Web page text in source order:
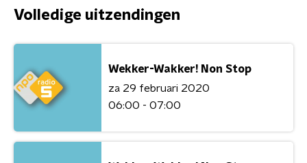
Volledige uitzendingen
Wekker-Wakker! Non Stop
za 29 februari 2020
06:00 - 07:00